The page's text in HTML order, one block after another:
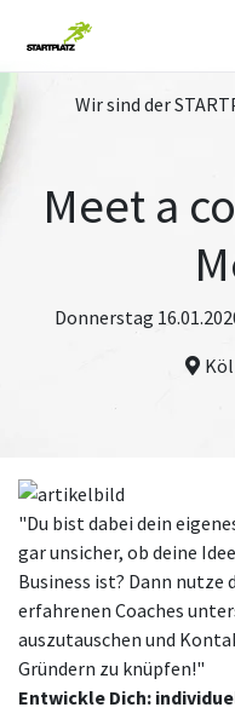
Wir sind der
Meet a
Donnerstag
"Du bist dabei dein
gar unsicher, ob deine
Business ist? Dann
erfahrenen Coaches
auszutauschen und
Gründern zu knüpfen!"
Entwickle Dich: